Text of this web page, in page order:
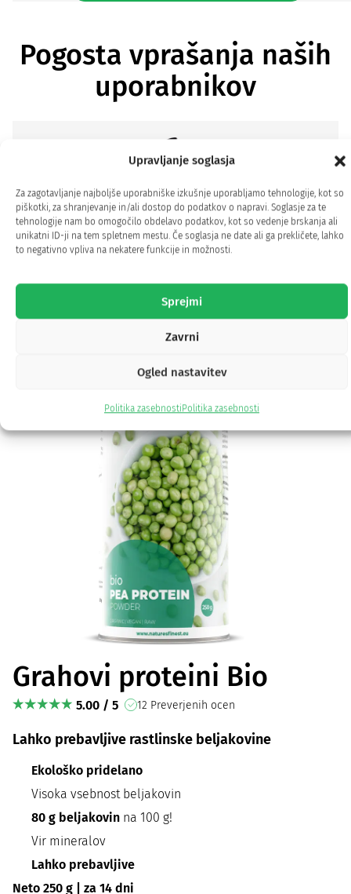
Upravljanje soglasja
Za zagotavljanje najboljše uporabniške izkušnje uporabljamo tehnologije, kot so
piškotki, za shranjevanje in/ali dostop do podatkov o napravi. Soglasje za te
tehnologije nam bo omogočilo obdelavo podatkov, kot so vedenje brskanja ali
unikatni ID-ji na tem spletnem mestu. Če soglasja ne date ali ga prekličete, lahko
to negativno vpliva na nekatere funkcije in možnosti.
Sprejmi
Zavrni
Ogled nastavitev
Politika zasebnostiPolitika zasebnosti
Pogosta vprašanja naših
uporabnikov
Kako in zakaj delujejo?
Grahove beljakovine so vir mineralov, kot so
vitamin E, železo, magnezij, cink, fosfor in
Grahovi proteini Bio
5.00 / 5 12 Preverjenih ocen
Lahko prebavljive rastlinske beljakovine
Ekološko pridelano
Visoka vsebnost beljakovin
80 g beljakovin na 100 g!
Vir mineralov
Lahko prebavljive
Neto 250 g | za 14 dni